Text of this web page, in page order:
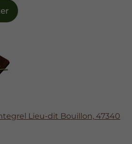
Lieu-dit Bouillon, 47340